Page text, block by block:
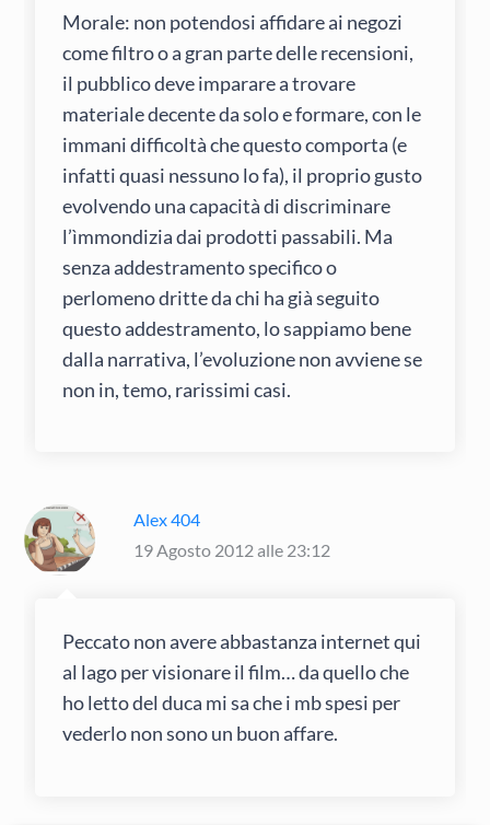
Morale: non potendosi affidare ai negozi
come filtro o a gran parte delle recensioni,
il pubblico deve imparare a trovare
materiale decente da solo e formare, con le
immani difficoltà che questo comporta (e
infatti quasi nessuno lo fa), il proprio gusto
evolvendo una capacità di discriminare
l’ìmmondizia dai prodotti passabili. Ma
senza addestramento specifico o
perlomeno dritte da chi ha già seguito
questo addestramento, lo sappiamo bene
dalla narrativa, l’evoluzione non avviene se
non in, temo, rarissimi casi.
Alex 404
19 Agosto 2012 alle 23:12
Peccato non avere abbastanza internet qui
al lago per visionare il film… da quello che
ho letto del duca mi sa che i mb spesi per
vederlo non sono un buon affare.